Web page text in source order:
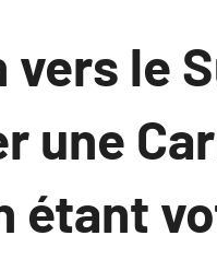
vers le
une
étant